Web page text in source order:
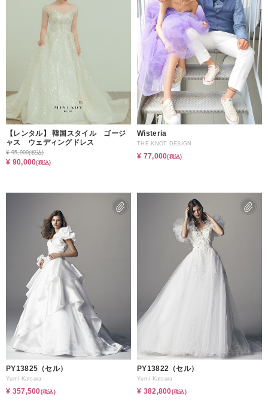
【レンタル】 韓国スタイル ゴージ
ャス ウェディングドレス
¥ 95,000(税込)
¥ 90,000(税込)
Wisteria
THE KNOT DESIGN
¥ 77,000(税込)
PY13825（セル）
Yumi Katsura
¥ 357,500(税込)
PY13822（セル）
Yumi Katsura
¥ 382,800(税込)